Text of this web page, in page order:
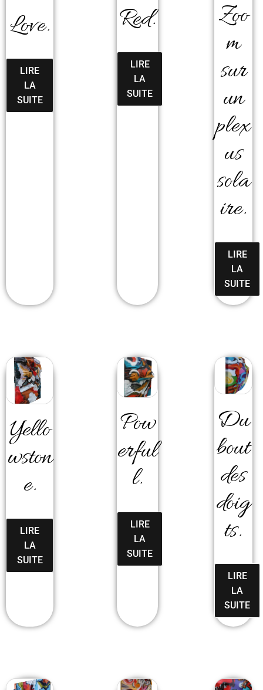
Love.
LIRE
LA
SUITE
Red.
LIRE
LA
SUITE
Zoo
m
sur
un
plex
us
sola
ire.
LIRE
LA
SUITE
Yello
wston
e.
LIRE
LA
SUITE
Pow
erful
l.
LIRE
LA
SUITE
Du
bout
des
doig
ts.
LIRE
LA
SUITE